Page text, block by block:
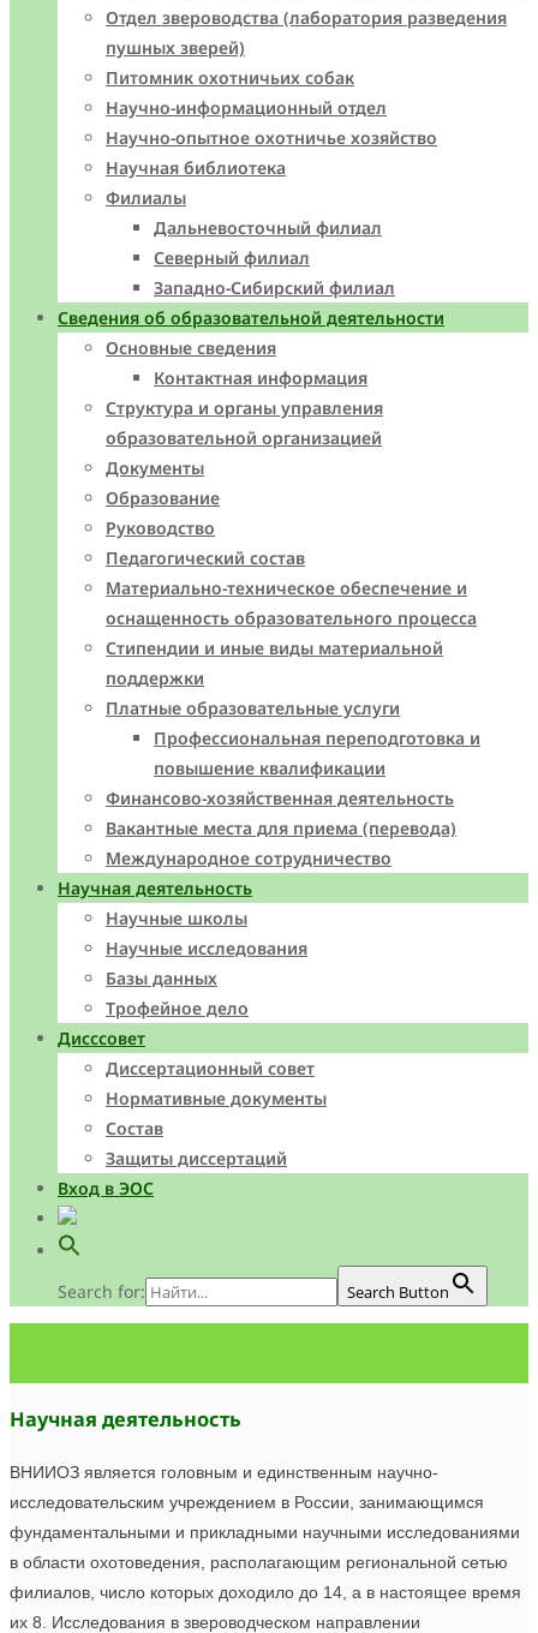
Отдел звероводства (лаборатория разведения
пушных зверей)
Питомник охотничьих собак
Научно-информационный отдел
Научно-опытное охотничье хозяйство
Научная библиотека
Филиалы
Дальневосточный филиал
Северный филиал
Западно-Cибирский филиал
Сведения об образовательной деятельности
Основные сведения
Контактная информация
Структура и органы управления
образовательной организацией
Документы
Образование
Руководство
Педагогический состав
Материально-техническое обеспечение и
оснащенность образовательного процесса
Стипендии и иные виды материальной
поддержки
Платные образовательные услуги
Профессиональная переподготовка и
повышение квалификации
Финансово-хозяйственная деятельность
Вакантные места для приема (перевода)
Международное сотрудничество
Научная деятельность
Научные школы
Научные исследования
Базы данных
Трофейное дело
Дисссовет
Диссертационный совет
Нормативные документы
Состав
Защиты диссертаций
Вход в ЭОС
Search for: Search Button
Научная деятельность
ВНИИОЗ является головным и единственным научно-
исследовательским учреждением в России, занимающимся
фундаментальными и прикладными научными исследованиями
в области охотоведения, располагающим региональной сетью
филиалов, число которых доходило до 14, а в настоящее время
их 8. Исследования в звероводческом направлении